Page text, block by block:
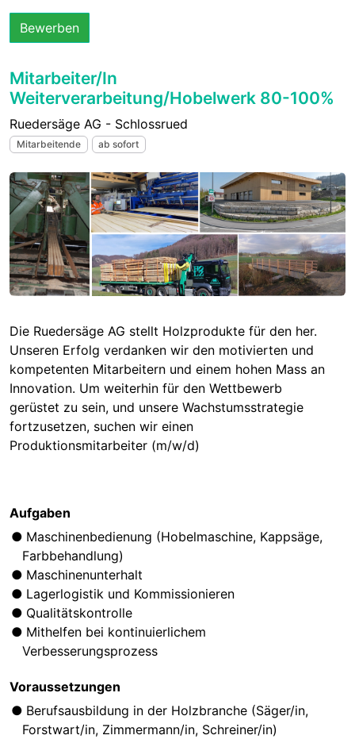
Bewerben
Mitarbeiter/In
Weiterverarbeitung/Hobelwerk 80-100%
Ruedersäge AG - Schlossrued
Mitarbeitende ab sofort
Die Ruedersäge AG stellt Holzprodukte für den her.
Unseren Erfolg verdanken wir den motivierten und
kompetenten Mitarbeitern und einem hohen Mass an
Innovation. Um weiterhin für den Wettbewerb
gerüstet zu sein, und unsere Wachstumsstrategie
fortzusetzen, suchen wir einen
Produktionsmitarbeiter (m/w/d)
Aufgaben
Maschinenbedienung (Hobelmaschine, Kappsäge,
Farbbehandlung)
Maschinenunterhalt
Lagerlogistik und Kommissionieren
Qualitätskontrolle
Mithelfen bei kontinuierlichem
Verbesserungsprozess
Voraussetzungen
Berufsausbildung in der Holzbranche (Säger/in,
Forstwart/in, Zimmermann/in, Schreiner/in)